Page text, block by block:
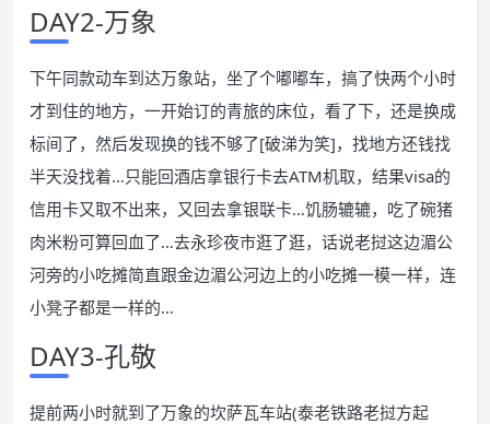
DAY2-万象
下午同款动车到达万象站，坐了个嘟嘟车，搞了快两个小时
才到住的地方，一开始订的青旅的床位，看了下，还是换成
标间了，然后发现换的钱不够了[破涕为笑]，找地方还钱找
半天没找着…只能回酒店拿银行卡去ATM机取，结果visa的
信用卡又取不出来，又回去拿银联卡…饥肠辘辘，吃了碗猪
肉米粉可算回血了…去永珍夜市逛了逛，话说老挝这边湄公
河旁的小吃摊简直跟金边湄公河边上的小吃摊一模一样，连
小凳子都是一样的…
DAY3-孔敬
提前两小时就到了万象的坎萨瓦车站(泰老铁路老挝方起